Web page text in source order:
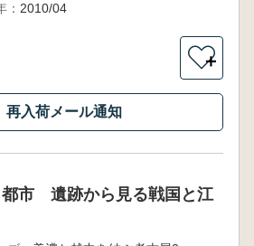
： 2010/04
＋
再入荷メール通知
市 遺跡から見る戦国と江